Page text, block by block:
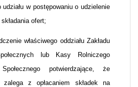
w postępowaniu o udzielenie
ofert;
właściwego oddziału Zakładu
lub Kasy Rolniczego
potwierdzające, że
zalega z opłacaniem składek na